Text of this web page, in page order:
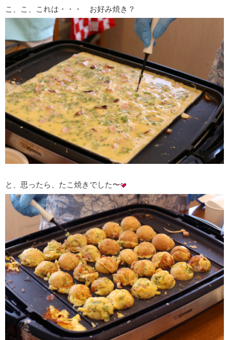
こ、こ、これは・・・ お好み焼き？
と、思ったら、たこ焼きでした〜